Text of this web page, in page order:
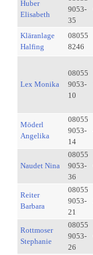
Huber
Elisabeth
9053-
35
Kläranlage
Halfing
08055
8246
Lex Monika
08055
9053-
10
Möderl
Angelika
08055
9053-
14
Naudet Nina
08055
9053-
36
Reiter
Barbara
08055
9053-
21
Rottmoser
Stephanie
08055
9053-
26